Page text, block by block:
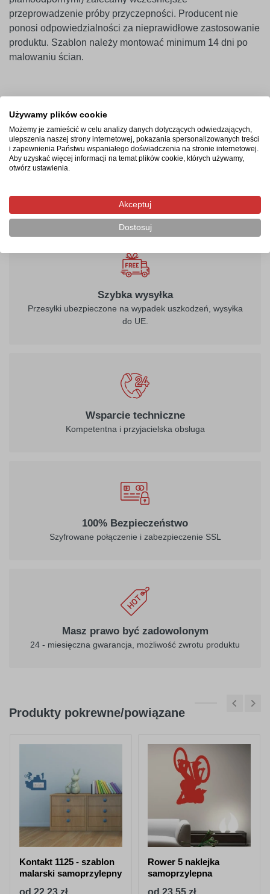
przeprowadzenie próby przyczepności. Producent nie
ponosi odpowiedzialności za nieprawidłowe zastosowanie
produktu. Szablon należy montować minimum 14 dni po
malowaniu ścian.
Produkcja rozpocznie się po zaksięgowaniu płatności i
potrwa od 2-4 dni roboczych. Następnie przesyłka
kurierska zostanie wysłana na wskazany adres, a jej
doręczenie zajmie maksymalnie 2 dni robocze od
Szybka wysyłka
Przesyłki ubezpieczone na wypadek uszkodzeń, wysyłka
do UE.
Wsparcie techniczne
Kompetentna i przyjacielska obsługa
100% Bezpieczeństwo
Szyfrowane połączenie i zabezpieczenie SSL
Masz prawo być zadowolonym
24 - miesięczna gwarancja, możliwość zwrotu produktu
Produkty pokrewne/powiązane
Kontakt 1125 - szablon
malarski samoprzylepny
Rower 5 naklejka
samoprzylepna
Używamy plików cookie
Możemy je zamieścić w celu analizy danych dotyczących odwiedzających,
ulepszenia naszej strony internetowej, pokazania spersonalizowanych treści
i zapewnienia Państwu wspaniałego doświadczenia na stronie internetowej.
Aby uzyskać więcej informacji na temat plików cookie, których używamy,
otwórz ustawienia.
Akceptuj
Dostosuj